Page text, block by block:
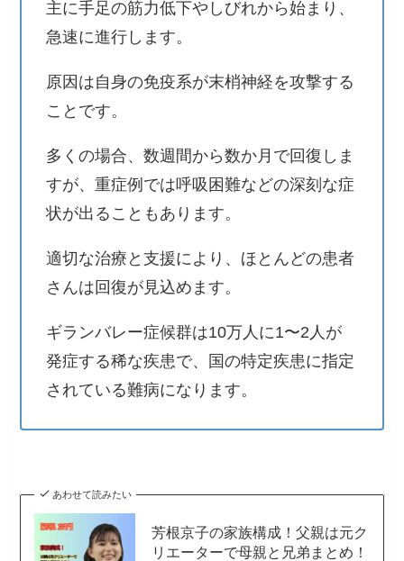
主に手足の筋力低下やしびれから始まり、
急速に進行します。
原因は自身の免疫系が末梢神経を攻撃する
ことです。
多くの場合、数週間から数か月で回復しま
すが、重症例では呼吸困難などの深刻な症
状が出ることもあります。
適切な治療と支援により、ほとんどの患者
さんは回復が見込めます。
ギランバレー症候群は10万人に1〜2人が
発症する稀な疾患で、国の特定疾患に指定
されている難病になります。
あわせて読みたい
芳根京子の家族構成！父親は元ク
リエーターで母親と兄弟まとめ！